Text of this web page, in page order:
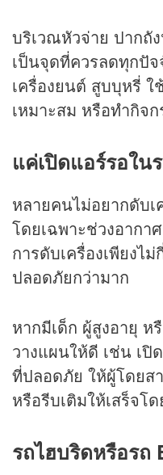
บริเวณหัวจ่าย ปากถั
เป็นจุดที่ควรลดทุกปัจ
เครื่องยนต์ สูบบุหรี่
เหมาะสม หรือทำกิจ
แค่เปิดแอร์รอใน
หลายคนไม่อยากดับเ
โดยเฉพาะช่วงอากา
การดับเครื่องเพียง
ปลอดภัยกว่ามาก
หากมีเด็ก ผู้สูงอายุ ห
วางแผนให้ดี เช่น เปิ
ที่ปลอดภัย ให้ผู้โดยส
หรือรีบเติมให้เสร็จโ
รถไฮบริดหรือรถ